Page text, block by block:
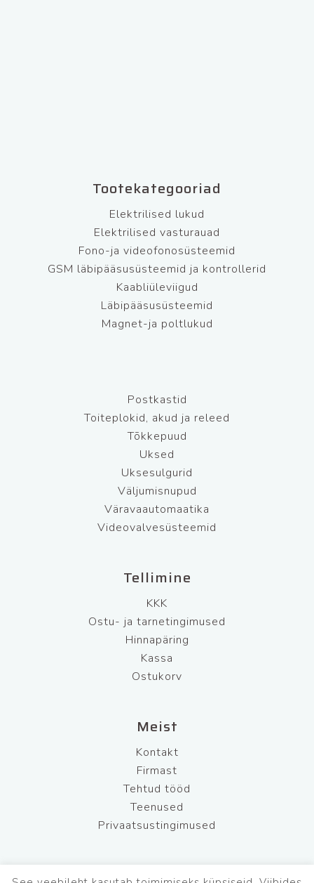
Tootekategooriad
Elektrilised lukud
Elektrilised vasturauad
Fono-ja videofonosüsteemid
GSM läbipääsusüsteemid ja kontrollerid
Kaabliüleviigud
Läbipääsusüsteemid
Magnet-ja poltlukud
Postkastid
Toiteplokid, akud ja releed
Tõkkepuud
Uksed
Uksesulgurid
Väljumisnupud
Väravaautomaatika
Videovalvesüsteemid
Tellimine
KKK
Ostu- ja tarnetingimused
Hinnapäring
Kassa
Ostukorv
Meist
Kontakt
Firmast
Tehtud tööd
Teenused
Privaatsustingimused